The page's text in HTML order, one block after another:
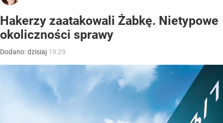
Hakerzy zaatakowali Żabkę. Nietypowe
okoliczności sprawy
Dodano:dzisiaj 19:29